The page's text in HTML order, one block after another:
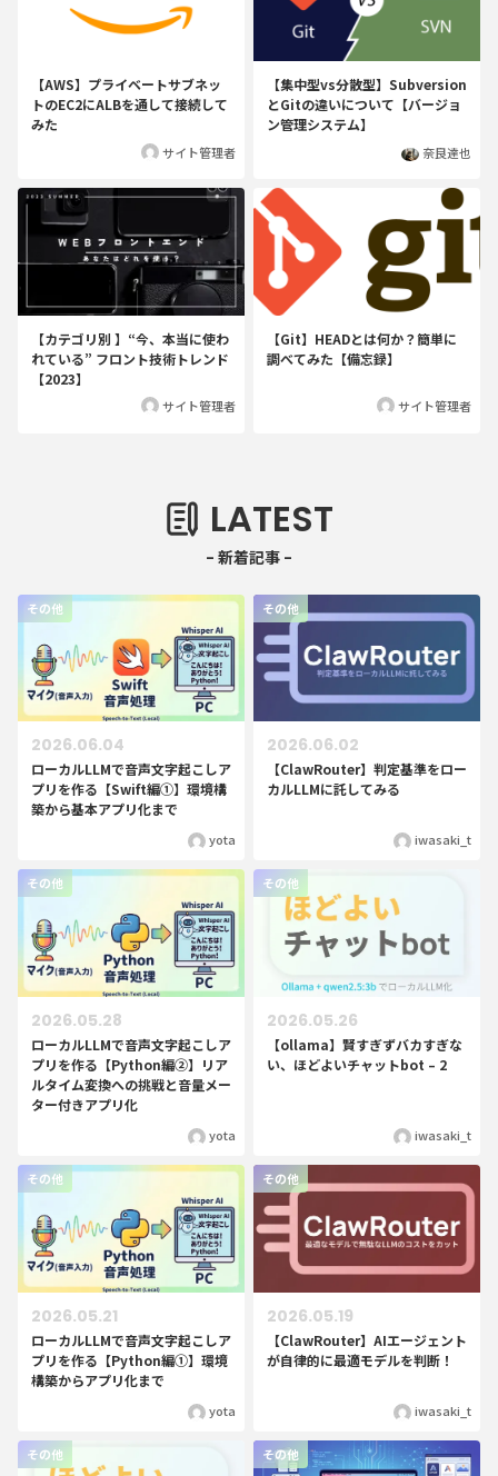
【AWS】プライベートサブネッ
トのEC2にALBを通して接続して
みた
サイト管理者
【集中型vs分散型】Subversion
とGitの違いについて【バージョ
ン管理システム】
奈良達也
【カテゴリ別 】“今、本当に使わ
れている” フロント技術トレンド
【2023】
サイト管理者
【Git】HEADとは何か？簡単に
調べてみた【備忘録】
サイト管理者
LATEST
その他
ローカルLLMで音声文字起こしア
プリを作る【Swift編①】環境構
築から基本アプリ化まで
2026.06.04
yota
その他
【ClawRouter】判定基準をロー
カルLLMに託してみる
2026.06.02
iwasaki_t
その他
ローカルLLMで音声文字起こしア
プリを作る【Python編②】リア
ルタイム変換への挑戦と音量メー
ター付きアプリ化
2026.05.28
yota
その他
【ollama】賢すぎずバカすぎな
い、ほどよいチャットbot – 2
2026.05.26
iwasaki_t
その他
ローカルLLMで音声文字起こしア
プリを作る【Python編①】環境
構築からアプリ化まで
2026.05.21
yota
その他
【ClawRouter】AIエージェント
が自律的に最適モデルを判断！
2026.05.19
iwasaki_t
その他 その他